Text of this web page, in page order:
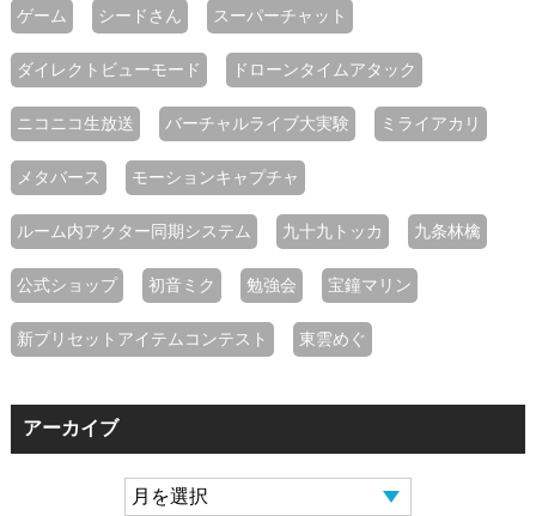
ゲーム シードさん スーパーチャット
ダイレクトビューモード ドローンタイムアタック
ニコニコ生放送 バーチャルライブ大実験 ミライアカリ
メタバース モーションキャプチャ
ルーム内アクター同期システム 九十九トッカ 九条林檎
公式ショップ 初音ミク 勉強会 宝鐘マリン
新プリセットアイテムコンテスト 東雲めぐ
アーカイブ